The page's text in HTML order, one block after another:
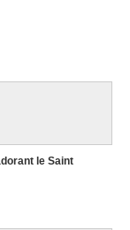
le Saint